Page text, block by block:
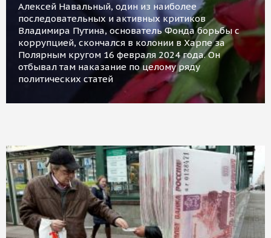
Алексей Навальный, один из наиболее
последовательных и активных критиков
Владимира Путина, основатель Фонда борьбы с
коррупцией, скончался в колонии в Харпе за
Полярным кругом 16 февраля 2024 года. Он
отбывал там наказание по целому ряду
политических статей